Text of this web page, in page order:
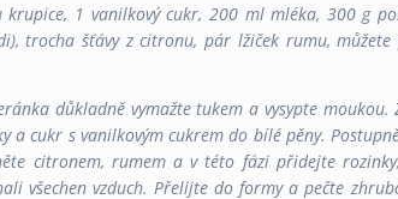
1 vanilkový cukr, 200 ml mléka, 300 g
trocha šťávy z citronu, pár lžiček rumu,
důkladně vymažte tukem a vysypte
a cukr s vanilkovým cukrem do bílé pěny.
citronem, rumem a v této fázi přidejte
všechen vzduch. Přelijte do formy a pečte